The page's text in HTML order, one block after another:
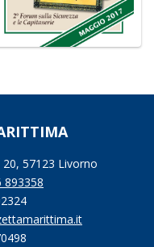
57123 Livorno
893358